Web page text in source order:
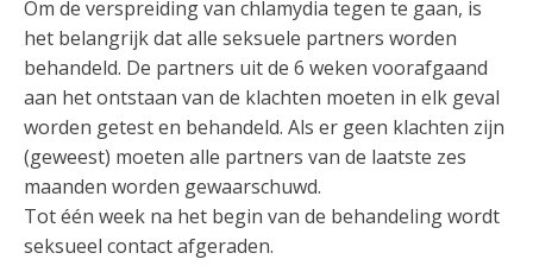
Om de verspreiding van chlamydia tegen te gaan, is
het belangrijk dat alle seksuele partners worden
behandeld. De partners uit de 6 weken voorafgaand
aan het ontstaan van de klachten moeten in elk geval
worden getest en behandeld. Als er geen klachten zijn
(geweest) moeten alle partners van de laatste zes
maanden worden gewaarschuwd.
Tot één week na het begin van de behandeling wordt
seksueel contact afgeraden.